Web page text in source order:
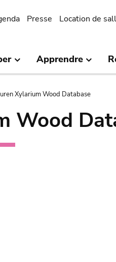
Presse Location de
Apprendre
Xylarium Wood Database
Wood